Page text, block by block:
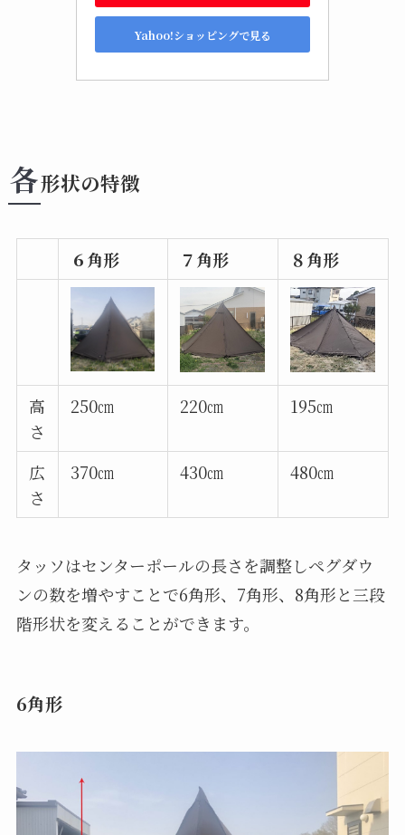
Yahoo!ショッピングで見る
各形状の特徴
６角形 ７角形 ８角形
高
さ
250㎝ 220㎝ 195㎝
広
さ
370㎝ 430㎝ 480㎝
タッソはセンターポールの長さを調整しペグダウ
ンの数を増やすことで6角形、7角形、8角形と三段
階形状を変えることができます。
6角形